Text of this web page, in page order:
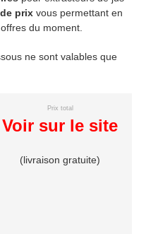
prix vous permettant en
du moment.
ne sont valables que
Prix total
Voir sur le site
(livraison gratuite)